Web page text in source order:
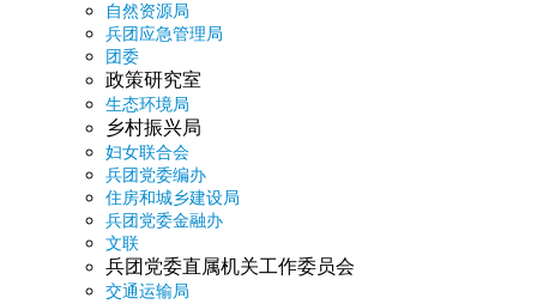
自然资源局
兵团应急管理局
团委
政策研究室
生态环境局
乡村振兴局
妇女联合会
兵团党委编办
住房和城乡建设局
兵团党委金融办
文联
兵团党委直属机关工作委员会
交通运输局